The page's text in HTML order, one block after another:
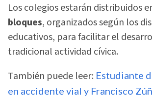
Los colegios estarán distribuidos
bloques, organizados según los
educativos, para facilitar el
tradicional actividad cívica.
También puede leer: Estudiante
en accidente vial y Francisco